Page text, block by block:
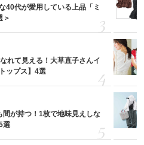
40代が愛用している上品「ミ
＞
れて見える！大草直子さんイ
ップス】4選
間が持つ！1枚で地味見えしな
選